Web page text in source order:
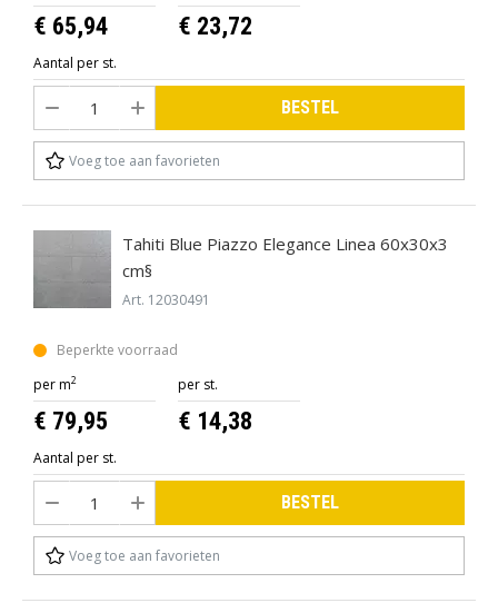
€ 65,94 € 23,72
Aantal per st.
BESTEL
Voeg toe aan favorieten
Tahiti Blue Piazzo Elegance Linea 60x30x3
cm§
Art. 12030491
Beperkte voorraad
per m2
€ 79,95
per st.
€ 14,38
Aantal per st.
BESTEL
Voeg toe aan favorieten